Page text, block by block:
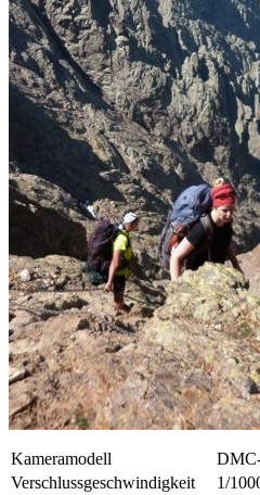
Kameramodell
Verschlussgeschwindigkeit
1/